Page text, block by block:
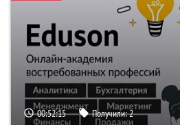
00:52:14 Получили:2